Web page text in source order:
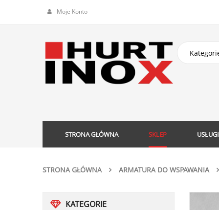
Moje Konto
STRONA GŁÓWNA SKLEP USŁUGI
STRONA GŁÓWNA ARMATURA DO WSPAWANIA
KATEGORIE